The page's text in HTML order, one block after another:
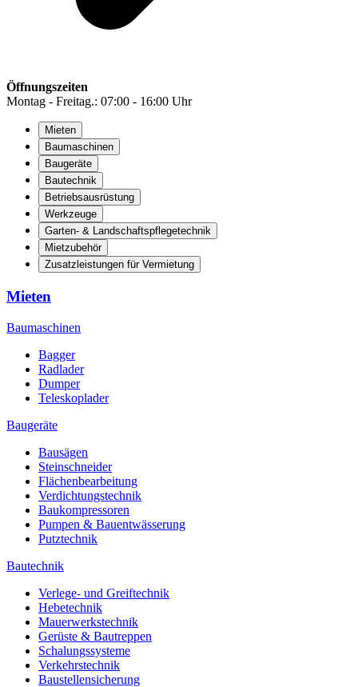
Öffnungszeiten
Montag - Freitag.: 07:00 - 16:00 Uhr
Mieten
Baumaschinen
Baugeräte
Bautechnik
Betriebsausrüstung
Werkzeuge
Garten- & Landschaftspflegetechnik
Mietzubehör
Zusatzleistungen für Vermietung
Mieten
Baumaschinen
Bagger
Radlader
Dumper
Teleskoplader
Baugeräte
Bausägen
Steinschneider
Flächenbearbeitung
Verdichtungstechnik
Baukompressoren
Pumpen & Bauentwässerung
Putztechnik
Bautechnik
Verlege- und Greiftechnik
Hebetechnik
Mauerwerkstechnik
Gerüste & Bautreppen
Schalungssysteme
Verkehrstechnik
Baustellensicherung